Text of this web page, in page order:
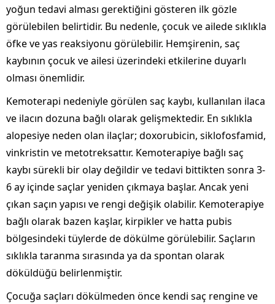
yoğun tedavi alması gerektiğini gösteren ilk gözle
görülebilen belirtidir. Bu nedenle, çocuk ve ailede sıklıkla
öfke ve yas reaksiyonu görülebilir. Hemşirenin, saç
kaybının çocuk ve ailesi üzerindeki etkilerine duyarlı
olması önemlidir.
Kemoterapi nedeniyle görülen saç kaybı, kullanılan ilaca
ve ilacın dozuna bağlı olarak gelişmektedir. En sıklıkla
alopesiye neden olan ilaçlar; doxorubicin, siklofosfamid,
vinkristin ve metotreksattır. Kemoterapiye bağlı saç
kaybı sürekli bir olay değildir ve tedavi bittikten sonra 3-
6 ay içinde saçlar yeniden çıkmaya başlar. Ancak yeni
çıkan saçın yapısı ve rengi değişik olabilir. Kemoterapiye
bağlı olarak bazen kaşlar, kirpikler ve hatta pubis
bölgesindeki tüylerde de dökülme görülebilir. Saçların
sıklıkla taranma sırasında ya da spontan olarak
döküldüğü belirlenmiştir.
Çocuğa saçları dökülmeden önce kendi saç rengine ve